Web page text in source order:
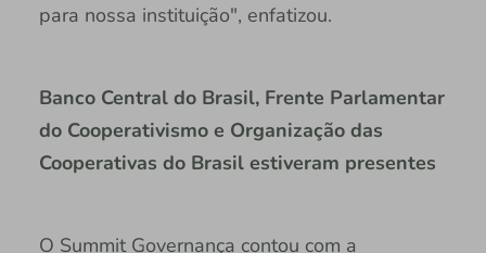
para nossa instituição", enfatizou.
Banco Central do Brasil, Frente Parlamentar
do Cooperativismo e Organização das
Cooperativas do Brasil estiveram presentes
O Summit Governança contou com a